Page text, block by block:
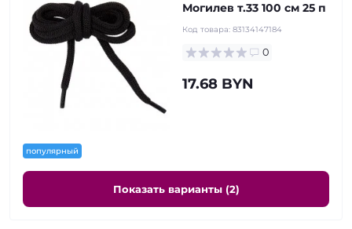
популярный
Могилев т.33 100 см 25 п
Код товара: 83134147184
0
17.68 BYN
Показать варианты (2)